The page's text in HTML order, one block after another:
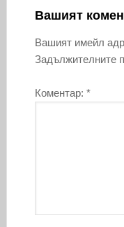
Вашият
Вашият имейл
Задължителните
Коментар: *